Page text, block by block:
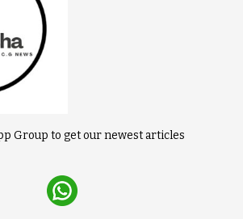
Group to get our newest articles